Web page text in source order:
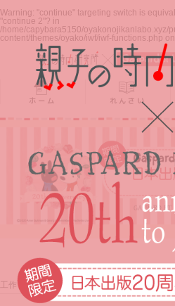
Warning: "continue" targeting switch is
"continue 2"? in
/home/capybara5150/oyakonojikanlabo.xyz/
content/themes/oyako/iwf/iwf-functions.php
ホーム れんさい
工作・自由研究 自由研究